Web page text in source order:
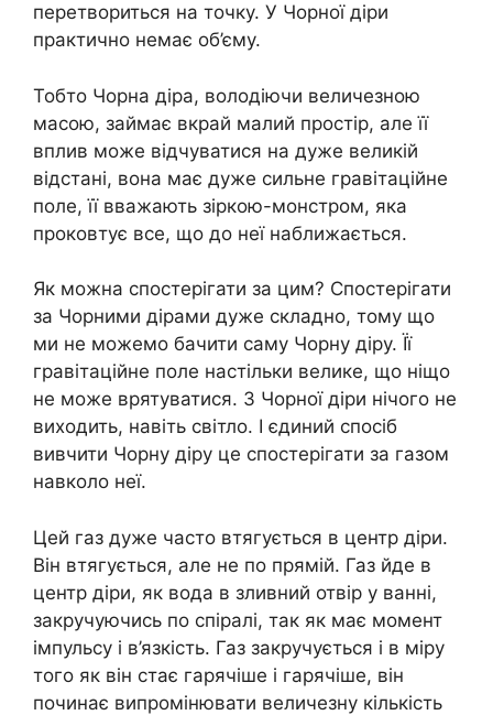
перетвориться на точку. У Чорної діри
практично немає об’єму.
Тобто Чорна діра, володіючи величезною
масою, займає вкрай малий простір, але її
вплив може відчуватися на дуже великій
відстані, вона має дуже сильне гравітаційне
поле, її вважають зіркою-монстром, яка
проковтує все, що до неї наближається.
Як можна спостерігати за цим? Спостерігати
за Чорними дірами дуже складно, тому що
ми не можемо бачити саму Чорну діру. Її
гравітаційне поле настільки велике, що ніщо
не може врятуватися. З Чорної діри нічого не
виходить, навіть світло. І єдиний спосіб
вивчити Чорну діру це спостерігати за газом
навколо неї.
Цей газ дуже часто втягується в центр діри.
Він втягується, але не по прямій. Газ йде в
центр діри, як вода в зливний отвір у ванні,
закручуючись по спіралі, так як має момент
імпульсу і в’язкість. Газ закручується і в міру
того як він стає гарячіше і гарячіше, він
починає випромінювати величезну кількість